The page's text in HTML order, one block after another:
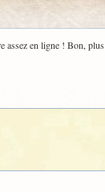
en ligne ! Bon,